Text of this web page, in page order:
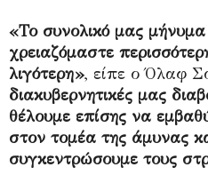
«Το συνολικό μας μήνυμα
χρειαζόμαστε
λιγότερη», είπε ο Όλαφ
διακυβερνητικές μας
θέλουμε επίσης να
στον τομέα της άμυνας
συγκεντρώσουμε τους